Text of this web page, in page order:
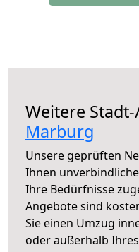
Weitere
Marburg
Unsere geprüften
Ihnen
Ihre Bedürfnisse
Angebote sind
Sie einen Umzug
oder außerhalb